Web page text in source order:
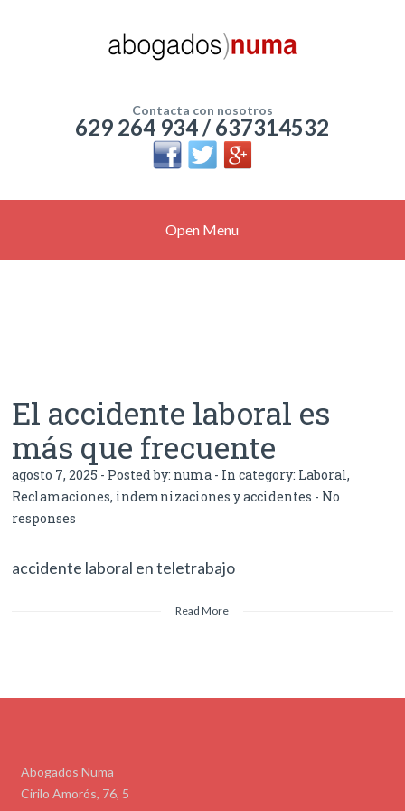
Contacta con nosotros
629 264 934 / 637314532
Open Menu
El accidente laboral es
más que frecuente
agosto 7, 2025 - Posted by: numa - In category: Laboral,
Reclamaciones, indemnizaciones y accidentes - No
responses
accidente laboral en teletrabajo
Read More
Abogados Numa
Cirilo Amorós, 76, 5